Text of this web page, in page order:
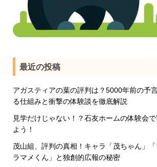
最近の投稿
アガスティアの葉の評判は？5000年前の予
る仕組みと衝撃の体験談を徹底解説
見学だけじゃない！？石友ホームの体験会
よう！
茂山組、評判の真相！キャラ「茂ちゃん」
ラマメくん」と独創的広報の秘密